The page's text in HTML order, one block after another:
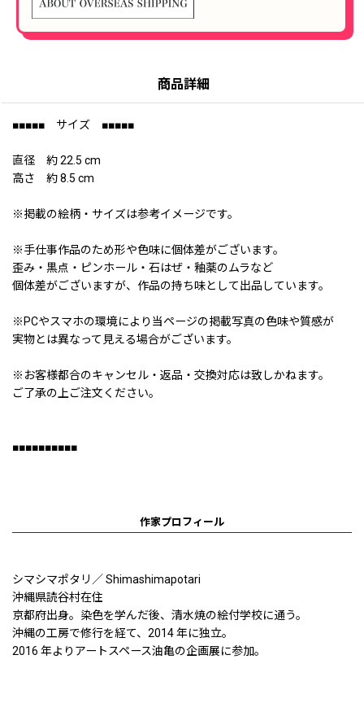
商品詳細
■■■■■ サイズ ■■■■■
直径 約 22.5 cm
高さ 約 8.5 cm
※掲載の絵柄・サイズは参考イメージです。
※手仕事作品のため形や色味に個体差がございます。
歪み・黒点・ピンホール・石はぜ・釉薬のムラなど
個体差がございますが、作品の持ち味として出品しています。
※PCやスマホの環境により当ページの掲載写真の色味や質感が
実物とは異なって見える場合がございます。
※お客様都合のキャンセル・返品・交換対応は致しかねます。
ご了承の上ご注文ください。
■■■■■■■■■■
作家プロフィール
シマシマポタリ／ Shimashimapotari
沖縄県読谷村在住
京都府出身。染色を学んだ後、清水焼の絵付学校に通う。
沖縄の工房で修行を経て、2014 年に独立。
2016 年よりアートスペース油亀の企画展に参加。